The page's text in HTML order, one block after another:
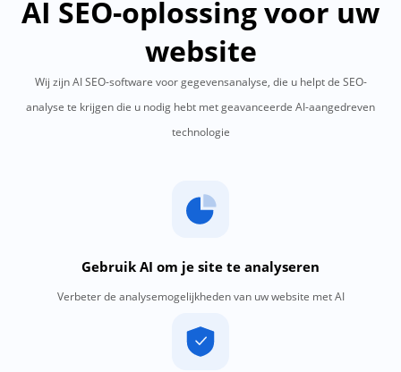
AI SEO-oplossing voor uw
website
Wij zijn AI SEO-software voor gegevensanalyse, die u helpt de SEO-
analyse te krijgen die u nodig hebt met geavanceerde AI-aangedreven
technologie
Gebruik AI om je site te analyseren
Verbeter de analysemogelijkheden van uw website met AI